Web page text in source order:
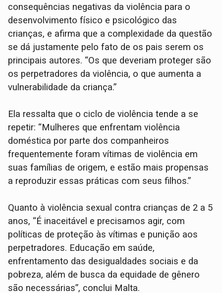
consequências negativas da violência para o
desenvolvimento físico e psicológico das
crianças, e afirma que a complexidade da questão
se dá justamente pelo fato de os pais serem os
principais autores. “Os que deveriam proteger são
os perpetradores da violência, o que aumenta a
vulnerabilidade da criança.”
Ela ressalta que o ciclo de violência tende a se
repetir: “Mulheres que enfrentam violência
doméstica por parte dos companheiros
frequentemente foram vítimas de violência em
suas famílias de origem, e estão mais propensas
a reproduzir essas práticas com seus filhos.”
Quanto à violência sexual contra crianças de 2 a 5
anos, “É inaceitável e precisamos agir, com
políticas de proteção às vítimas e punição aos
perpetradores. Educação em saúde,
enfrentamento das desigualdades sociais e da
pobreza, além de busca da equidade de gênero
são necessárias”, conclui Malta.